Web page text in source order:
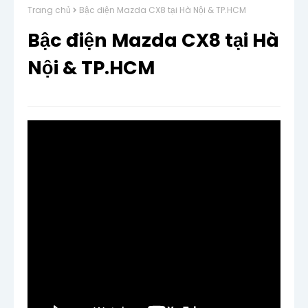
Trang chủ Bậc điện Mazda CX8 tại Hà Nội & TP.HCM
Bậc điện Mazda CX8 tại Hà
Nội & TP.HCM